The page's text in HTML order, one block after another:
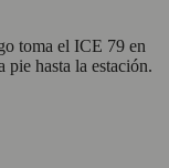
toma el ICE 79 en
hasta la estación.